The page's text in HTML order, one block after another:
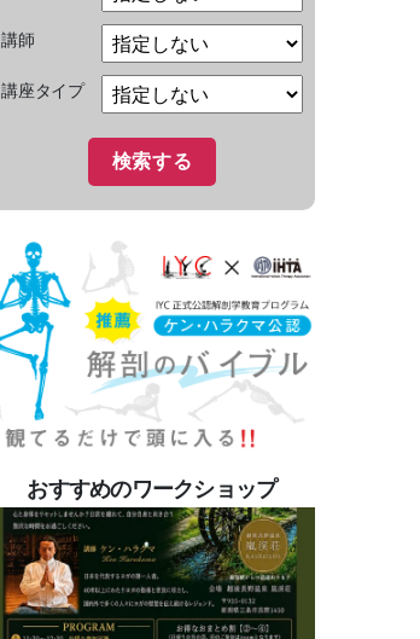
講師
講座タイプ
おすすめのワークショップ